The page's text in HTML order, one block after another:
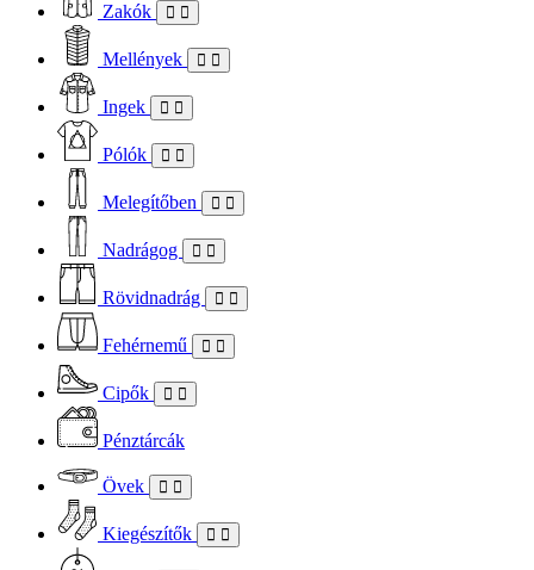
Zakók
Mellények
Ingek
Pólók
Melegítőben
Nadrágog
Rövidnadrág
Fehérnemű
Cipők
Pénztárcák
Övek
Kiegészítők